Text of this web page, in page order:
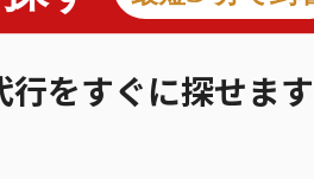
をすぐに探せま